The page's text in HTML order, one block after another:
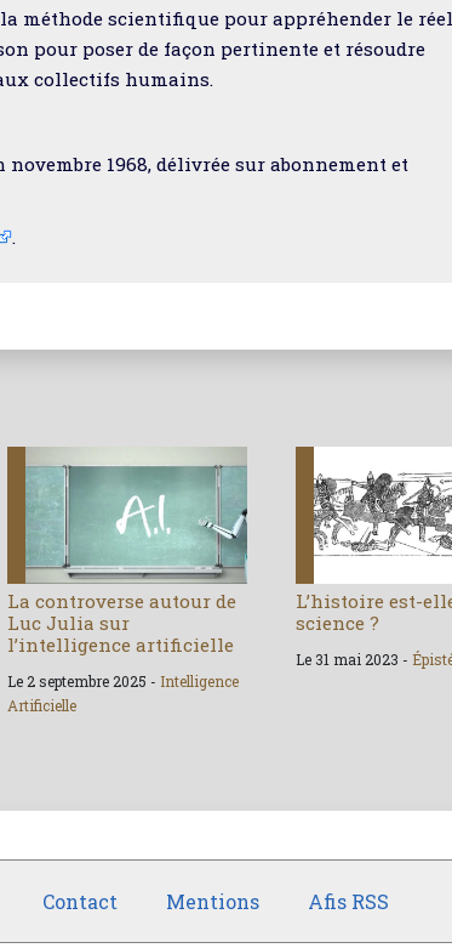
méthode scientifique pour appréhender le réel
pour poser de façon pertinente et résoudre
collectifs humains.
novembre 1968, délivrée sur abonnement et
.
La controverse autour de
Luc Julia sur
l’intelligence artificielle
Le 2 septembre 2025 - Intelligence
Artificielle
L’histoire est-
science ?
Le 31 mai 2023 -
Contact Mentions Afis RSS